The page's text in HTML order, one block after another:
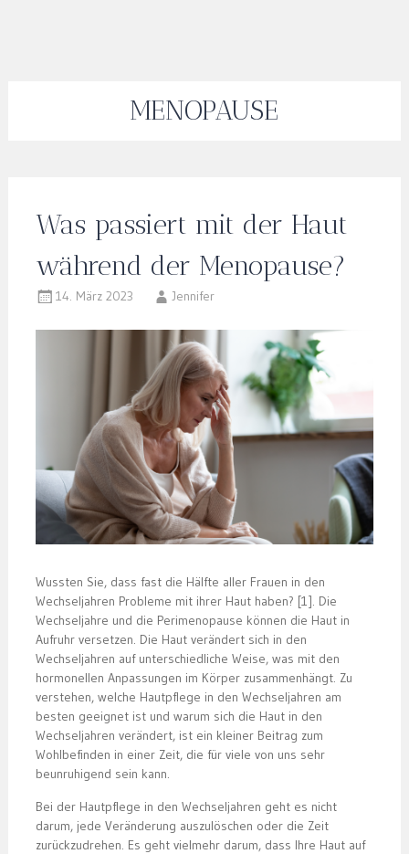
MENOPAUSE
Was passiert mit der Haut
während der Menopause?
14. März 2023 Jennifer
Wussten Sie, dass fast die Hälfte aller Frauen in den
Wechseljahren Probleme mit ihrer Haut haben? [1]. Die
Wechseljahre und die Perimenopause können die Haut in
Aufruhr versetzen. Die Haut verändert sich in den
Wechseljahren auf unterschiedliche Weise, was mit den
hormonellen Anpassungen im Körper zusammenhängt. Zu
verstehen, welche Hautpflege in den Wechseljahren am
besten geeignet ist und warum sich die Haut in den
Wechseljahren verändert, ist ein kleiner Beitrag zum
Wohlbefinden in einer Zeit, die für viele von uns sehr
beunruhigend sein kann.
Bei der Hautpflege in den Wechseljahren geht es nicht
darum, jede Veränderung auszulöschen oder die Zeit
zurückzudrehen. Es geht vielmehr darum, dass Ihre Haut auf